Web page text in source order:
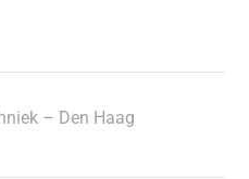
– Den Haag